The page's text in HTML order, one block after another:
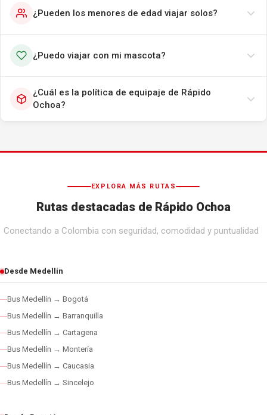
¿Pueden los menores de edad viajar solos?
¿Puedo viajar con mi mascota?
¿Cuál es la política de equipaje de Rápido
Ochoa?
EXPLORA MÁS RUTAS
Rutas destacadas de Rápido Ochoa
Conectando a Colombia con seguridad, comodidad y puntualidad
Desde Medellín
Bus Medellín → Bogotá
Bus Medellín → Barranquilla
Bus Medellín → Cartagena
Bus Medellín → Montería
Bus Medellín → Caucasia
Bus Medellín → Sincelejo